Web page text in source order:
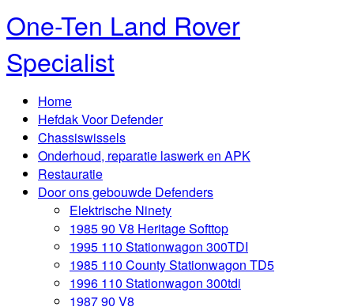
One-Ten Land Rover
Specialist
Home
Hefdak Voor Defender
Chassiswissels
Onderhoud, reparatie laswerk en APK
Restauratie
Door ons gebouwde Defenders
Elektrische Ninety
1985 90 V8 Heritage Softtop
1995 110 Stationwagon 300TDI
1985 110 County Stationwagon TD5
1996 110 Stationwagon 300tdi
1987 90 V8